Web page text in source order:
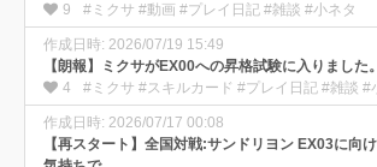
9
#ミクサ #動画 #プレイ日記 #雑談 #小ネタ
作成日時: 2026/07/19 15:49
【朗報】ミクサがEX00への昇格試験に入りました。
4
#ミクサ #スキルカード #プレイ日記 #雑談 #
作成日時: 2026/07/17 00:08
【再スタート】全国対戦:サンドリヨン EX03に向